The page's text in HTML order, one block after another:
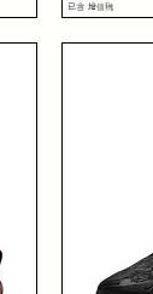
已含 增值税